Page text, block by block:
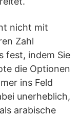
nicht mit
Zahl
fest, indem Sie
die Optionen
ins Feld
unerheblich,
arabische